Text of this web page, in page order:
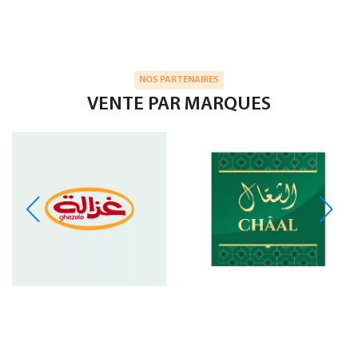
NOS PARTENAIRES
VENTE PAR MARQUES